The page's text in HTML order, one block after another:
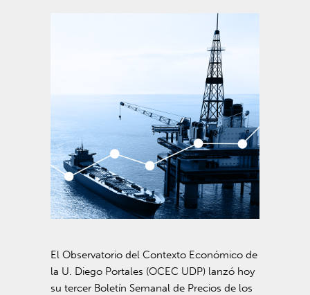
El Observatorio del Contexto Económico de
la U. Diego Portales (OCEC UDP) lanzó hoy
su tercer Boletín Semanal de Precios de los